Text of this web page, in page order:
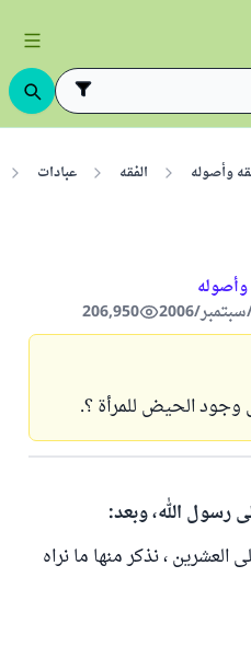
وأصوله الفقه عبادات
وأصوله
206,950
وجود الحيض للمرأة ؟.
رسول الله، وبعد:
، نذكر منها ما نراه